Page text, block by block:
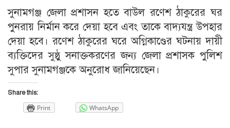
সুনামগঞ্জ জেলা প্রশাসন হতে বাউল রণেশ ঠাকুরের ঘর
পুনরায় নির্মান করে দেয়া হবে এবং তাকে বাদ্যযন্ত্র উপহার
দেয়া হবে। রণেশ ঠাকুরের ঘরে অগ্নিকাণ্ডের ঘটনায় দায়ী
ব্যক্তিদের সুষ্ঠু সনাক্তকরণের জন্য জেলা প্রশাসক পুলিশ
সুপার সুনামগঞ্জকে অনুরোধ জানিয়েছেন।
Share this:
Print WhatsApp